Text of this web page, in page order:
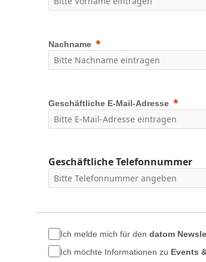
Nachname
Geschäftliche E-Mail-Adresse
Geschäftliche Telefonnummer
Ich melde mich für den datom
Ich möchte Informationen zu Events